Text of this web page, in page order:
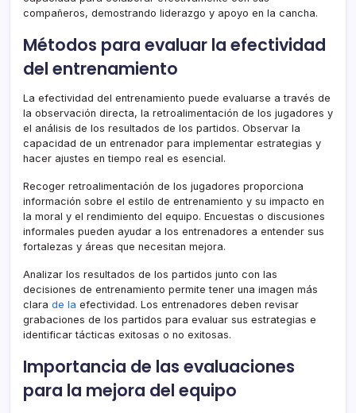
compañeros, demostrando liderazgo y apoyo en la cancha.
Métodos para evaluar la efectividad
del entrenamiento
La efectividad del entrenamiento puede evaluarse a través de
la observación directa, la retroalimentación de los jugadores y
el análisis de los resultados de los partidos. Observar la
capacidad de un entrenador para implementar estrategias y
hacer ajustes en tiempo real es esencial.
Recoger retroalimentación de los jugadores proporciona
información sobre el estilo de entrenamiento y su impacto en
la moral y el rendimiento del equipo. Encuestas o discusiones
informales pueden ayudar a los entrenadores a entender sus
fortalezas y áreas que necesitan mejora.
Analizar los resultados de los partidos junto con las
decisiones de entrenamiento permite tener una imagen más
clara de la efectividad. Los entrenadores deben revisar
grabaciones de los partidos para evaluar sus estrategias e
identificar tácticas exitosas o no exitosas.
Importancia de las evaluaciones
para la mejora del equipo